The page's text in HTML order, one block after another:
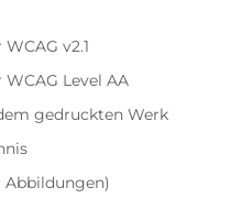
v2.1
Level AA
gedruckten Werk